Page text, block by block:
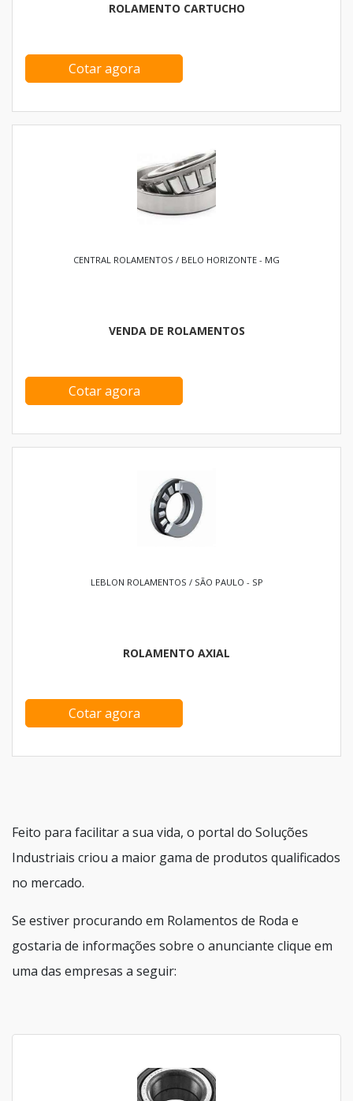
ROLAMENTO CARTUCHO
Cotar agora
CENTRAL ROLAMENTOS / BELO HORIZONTE - MG
VENDA DE ROLAMENTOS
Cotar agora
LEBLON ROLAMENTOS / SÃO PAULO - SP
ROLAMENTO AXIAL
Cotar agora
Feito para facilitar a sua vida, o portal do Soluções
Industriais criou a maior gama de produtos qualificados
no mercado.
Se estiver procurando em Rolamentos de Roda e
gostaria de informações sobre o anunciante clique em
uma das empresas a seguir: